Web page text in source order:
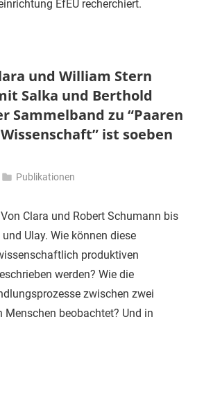
EfEU recherchiert.
und William Stern
Salka und Berthold
Sammelband zu “Paaren
ist soeben
Gerhalter
Publikationen
Clara und Robert Schumann bis
Ulay. Wie können diese
produktiven
werden? Wie die
zwischen zwei
Menschen beobachtet? Und in